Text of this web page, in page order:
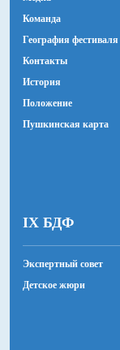
Джамиля
Актеры
Заслуженная
Сельвина,
заслуженная
Ирина
Команда
География фестиваля
Контакты
История
Положение
Пушкинская карта
IX БДФ
Экспертный совет
Детское жюри